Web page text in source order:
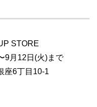
STORE
9月12日(火)まで
座6丁目10-1